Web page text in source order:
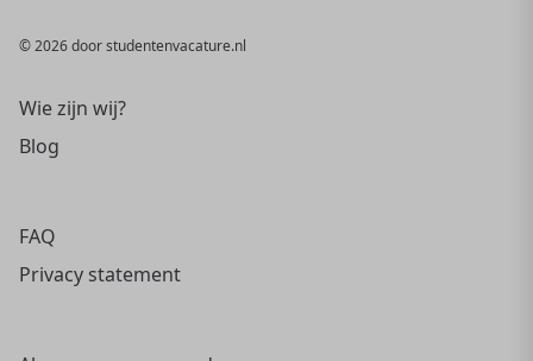
© 2026 door studentenvacature.nl
Wie zijn wij?
Blog
FAQ
Privacy statement